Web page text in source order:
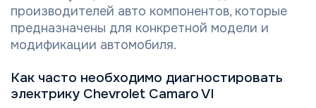
производителей авто компонентов, которые
предназначены для конкретной модели и
модификации автомобиля.
Как часто необходимо диагностировать
электрику Chevrolet Camaro VI